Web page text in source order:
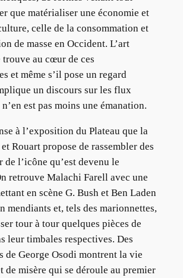
que matérialiser une économie et
celle de la consommation et
de masse en Occident. L’art
trouve au cœur de ces
et même s’il pose un regard
un discours sur les flux
est pas moins une émanation.
à l’exposition du Plateau que la
Rouart propose de rassembler des
l’icône qu’est devenu le
retrouve Malachi Farell avec une
en scène G. Bush et Ben Laden
mendiants et, tels des marionnettes,
tour à tour quelques pièces de
leur timbales respectives. Des
de George Osodi montrent la vie
de misère qui se déroule au premier